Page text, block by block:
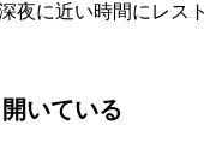
夜に近い時間にレス
いている